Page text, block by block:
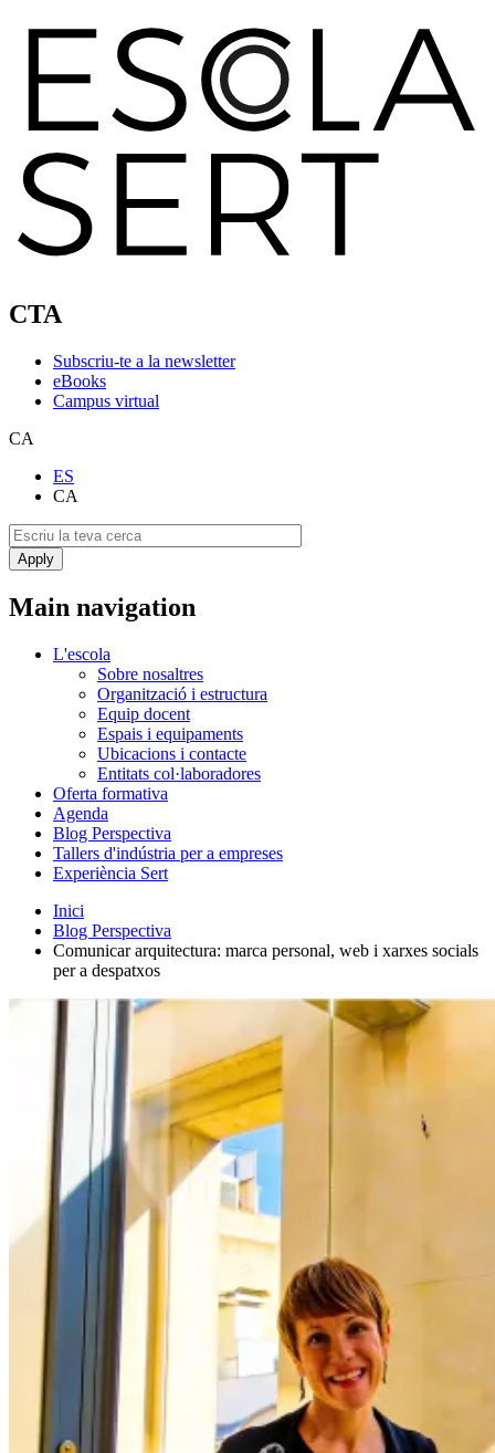
CTA
Subscriu-te a la newsletter
eBooks
Campus virtual
CA
ES
CA
Main navigation
L'escola
Sobre nosaltres
Organització i estructura
Equip docent
Espais i equipaments
Ubicacions i contacte
Entitats col·laboradores
Oferta formativa
Agenda
Blog Perspectiva
Tallers d'indústria per a empreses
Experiència Sert
Inici
Blog Perspectiva
Comunicar arquitectura: marca personal, web i xarxes socials
per a despatxos